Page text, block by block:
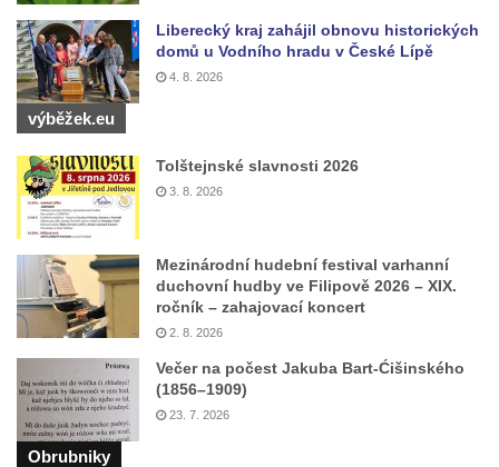
Liberecký kraj zahájil obnovu historických
domů u Vodního hradu v České Lípě
4. 8. 2026
výběžek.eu
Tolštejnské slavnosti 2026
3. 8. 2026
Mezinárodní hudební festival varhanní
duchovní hudby ve Filipově 2026 – XIX.
ročník – zahajovací koncert
2. 8. 2026
Večer na počest Jakuba Bart-Ćišinského
(1856–1909)
23. 7. 2026
Obrubniky